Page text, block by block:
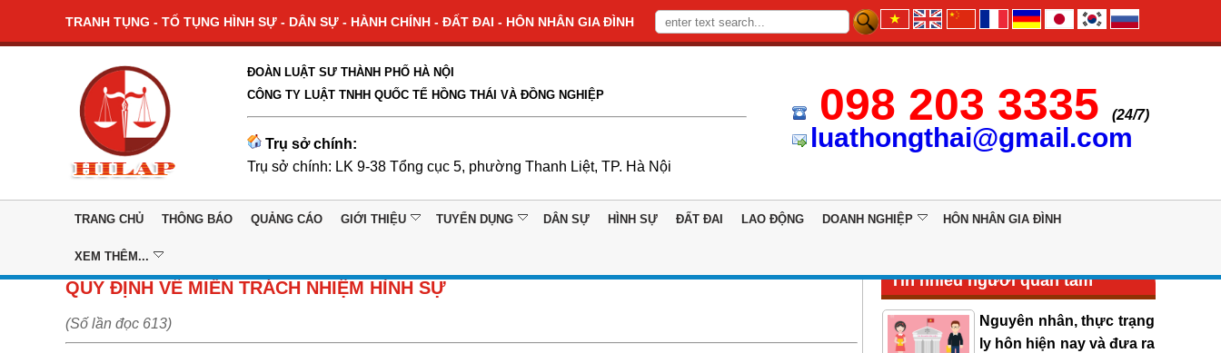
TRANH TỤNG - TỐ TỤNG HÌNH SỰ - DÂN SỰ - HÀNH CHÍNH - ĐẤT ĐAI - HÔN NHÂN GIA ĐÌNH
ĐOÀN LUẬT SƯ THÀNH PHỐ HÀ NỘI
CÔNG TY LUẬT TNHH QUỐC TẾ HỒNG THÁI VÀ ĐỒNG NGHIỆP
Trụ sở chính:
Trụ sở chính: LK 9-38 Tổng cục 5, phường Thanh Liệt, TP. Hà Nội
098 203 3335 (24/7)
luathongthai@gmail.com
TRANG CHỦ THÔNG BÁO QUẢNG CÁO GIỚI THIỆU TUYỂN DỤNG DÂN SỰ HÌNH SỰ ĐẤT ĐAI LAO ĐỘNG DOANH NGHIỆP HÔN NHÂN GIA ĐÌNH
XEM THÊM...
QUY ĐỊNH VỀ MIỄN TRÁCH NHIỆM HÌNH SỰ
(Số lần đọc 613)
Tin nhiều người quan tâm
Nguyên nhân, thực trạng
ly hôn hiện nay và đưa ra